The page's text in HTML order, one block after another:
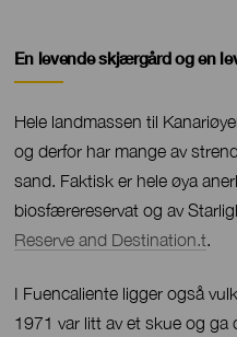
Contenido
En levende skjærgård og en
Hele landmassen til
og derfor har mange av
sand. Faktisk er hele øya
biosfærereservat og av
Reserve and Destination.t.
I Fuencaliente ligger også
1971 var litt av et skue og